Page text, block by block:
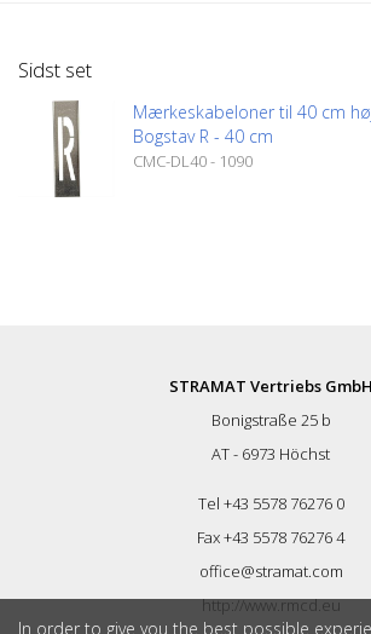
Sidst set
Mærkeskabeloner til 40 cm
Bogstav R - 40 cm
CMC-DL40 - 1090
STRAMAT Vertriebs GmbH
Bonigstraße 25 b
AT - 6973 Höchst
Tel +43 5578 76276 0
Fax +43 5578 76276 4
office@stramat.com
http://www.rmcd.eu
In order to give you the best possible